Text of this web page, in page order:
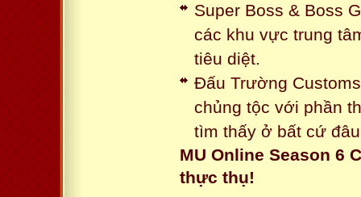
Super Boss & Boss
các khu vực trung
tiêu diệt.
Đấu Trường
chủng tộc với phần
tìm thấy ở bất cứ
MU Online Season 6
thực thụ!